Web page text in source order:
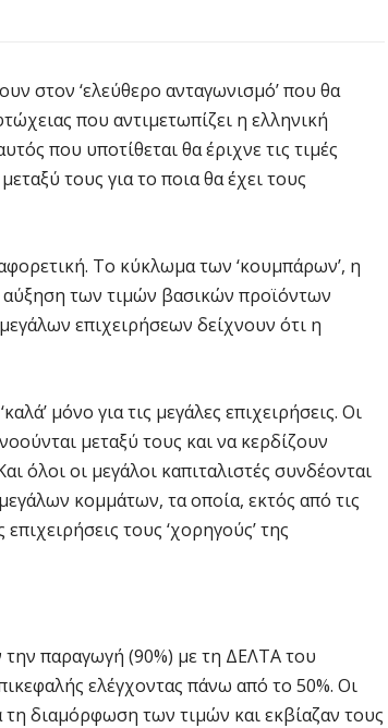
στον ‘ελεύθερο ανταγωνισμό’ που θα
που αντιμετωπίζει η ελληνική
που υποτίθεται θα έριχνε τις τιμές
τους για το ποια θα έχει τους
Το κύκλωμα των ‘κουμπάρων’, η
αύξηση των τιμών βασικών προϊόντων
επιχειρήσεων δείχνουν ότι η
μόνο για τις μεγάλες επιχειρήσεις. Οι
μεταξύ τους και να κερδίζουν
όλοι οι μεγάλοι καπιταλιστές συνδέονται
κομμάτων, τα οποία, εκτός από τις
τους ‘χορηγούς’ της
παραγωγή (90%) με τη ΔΕΛΤΑ του
ελέγχοντας πάνω από το 50%. Οι
διαμόρφωση των τιμών και εκβίαζαν τους